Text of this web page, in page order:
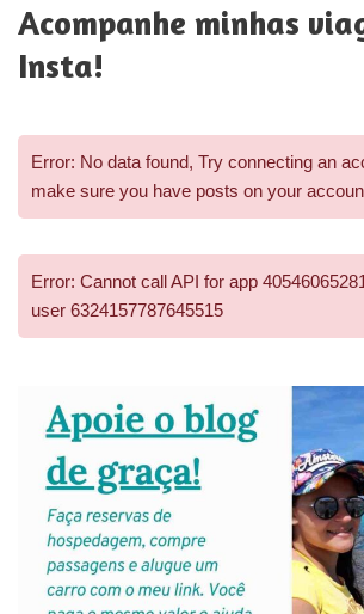
Acompanhe minhas
Insta!
Error: No data found, Try connecting an
make sure you have posts on your
Error: Cannot call API for app
user 6324157787645515